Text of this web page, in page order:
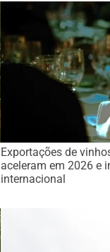
Exportações de
aceleram em 2026 e
internacional